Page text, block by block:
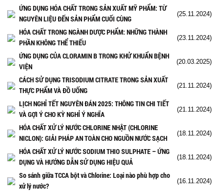
ỨNG DỤNG HÓA CHẤT TRONG SẢN XUẤT MỸ PHẨM: TỪ
NGUYÊN LIỆU ĐẾN SẢN PHẨM CUỐI CÙNG
(25.11.2024)
HÓA CHẤT TRONG NGÀNH DƯỢC PHẨM: NHỮNG THÀNH
PHẦN KHÔNG THỂ THIẾU
(23.11.2024)
ỨNG DỤNG CỦA CLORAMIN B TRONG KHỬ KHUẨN BỆNH
VIỆN
(20.03.2025)
CÁCH SỬ DỤNG TRISODIUM CITRATE TRONG SẢN XUẤT
THỰC PHẨM VÀ ĐỒ UỐNG
(21.11.2024)
LỊCH NGHỈ TẾT NGUYÊN ĐÁN 2025: THÔNG TIN CHI TIẾT
VÀ GỢI Ý CHO KỲ NGHỈ Ý NGHĨA
(21.11.2024)
HÓA CHẤT XỬ LÝ NƯỚC CHLORINE NHẬT (CHLORINE
NICLON): GIẢI PHÁP AN TOÀN CHO NGUỒN NƯỚC SẠCH
(18.11.2024)
HÓA CHẤT XỬ LÝ NƯỚC SODIUM THIO SULPHATE – ỨNG
DỤNG VÀ HƯỚNG DẪN SỬ DỤNG HIỆU QUẢ
(18.11.2024)
So sánh giữa TCCA bột và Chlorine: Loại nào phù hợp cho
xử lý nước?
(16.11.2024)